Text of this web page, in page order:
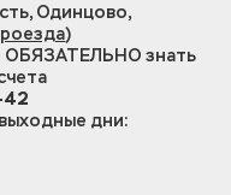
Одинцово,
)
ОБЯЗАТЕЛЬНО знать
42
дни: